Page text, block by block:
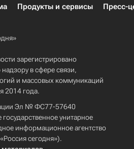
Продукты и сервисы Пресс-
зарегистрировано
в сфере связи,
и массовых коммуникаций
2014 года.
Эл № ФС77-57640
унитарное
информационное агентство
сегодня»).